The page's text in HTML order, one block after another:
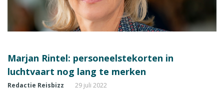
Marjan Rintel: personeelstekorten in
luchtvaart nog lang te merken
Redactie Reisbizz 29 juli 2022